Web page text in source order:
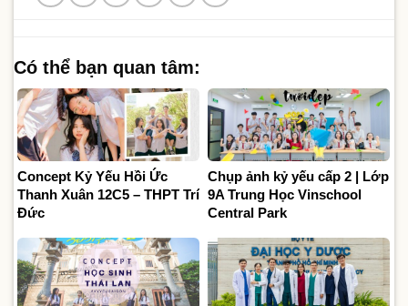
Có thể bạn quan tâm:
Concept Kỷ Yếu Hồi Ức
Thanh Xuân 12C5 – THPT Trí
Đức
Chụp ảnh kỷ yếu cấp 2 | Lớp
9A Trung Học Vinschool
Central Park